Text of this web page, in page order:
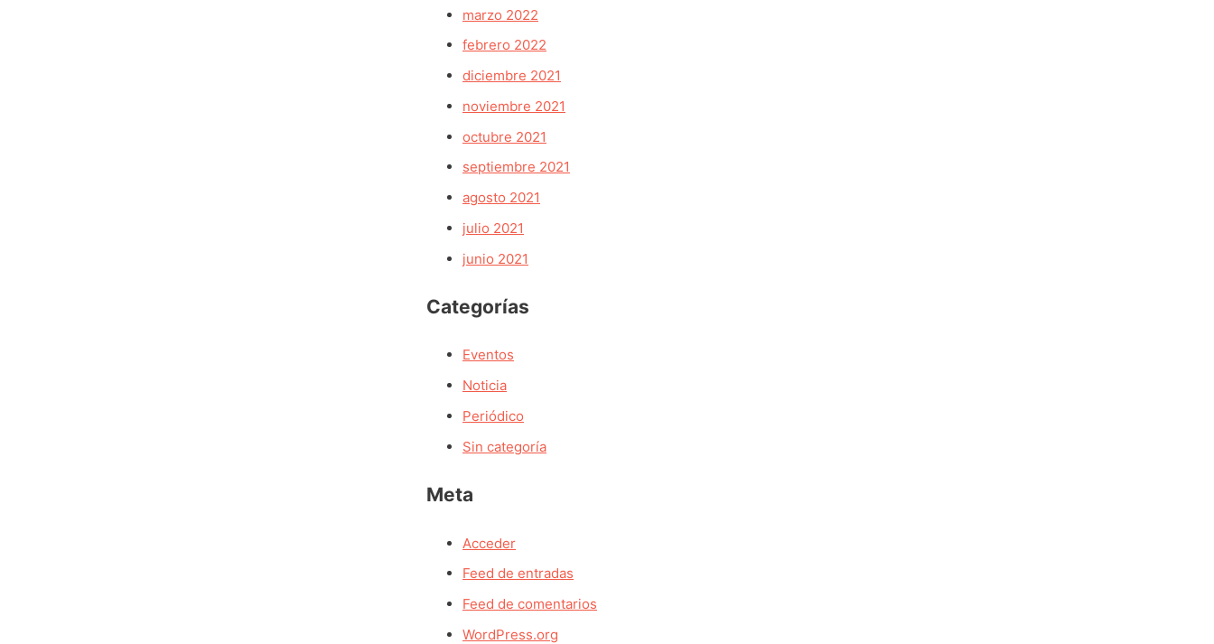
marzo 2022
febrero 2022
diciembre 2021
noviembre 2021
octubre 2021
septiembre 2021
agosto 2021
julio 2021
junio 2021
Categorías
Eventos
Noticia
Periódico
Sin categoría
Meta
Acceder
Feed de entradas
Feed de comentarios
WordPress.org